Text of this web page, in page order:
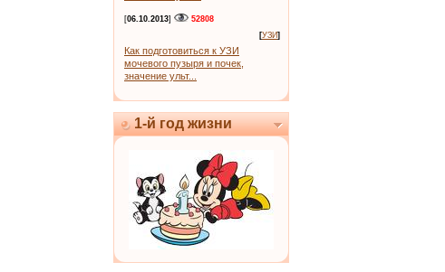
[06.10.2013]
52808
[УЗИ]
Как подготовиться к УЗИ
мочевого пузыря и почек,
значение ульт...
1-й год жизни